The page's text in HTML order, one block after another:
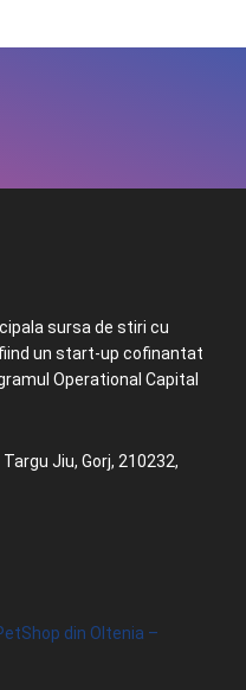
sursa de stiri cu
un start-up cofinantat
Operational Capital
Jiu, Gorj, 210232,